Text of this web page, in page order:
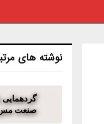
نوشته های
گردهمایی
صنعت مس